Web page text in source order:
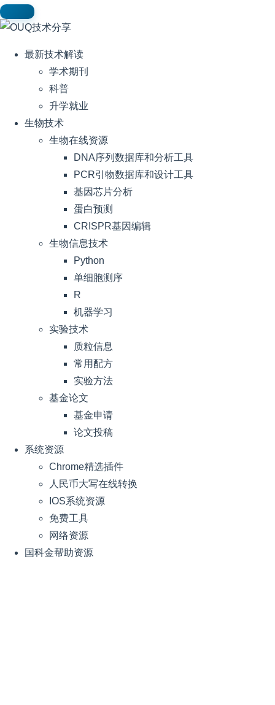
最新技术解读
学术期刊
科普
升学就业
生物技术
生物在线资源
DNA序列数据库和分析工具
PCR引物数据库和设计工具
基因芯片分析
蛋白预测
CRISPR基因编辑
生物信息技术
Python
单细胞测序
R
机器学习
实验技术
质粒信息
常用配方
实验方法
基金论文
基金申请
论文投稿
系统资源
Chrome精选插件
人民币大写在线转换
IOS系统资源
免费工具
网络资源
国科金帮助资源